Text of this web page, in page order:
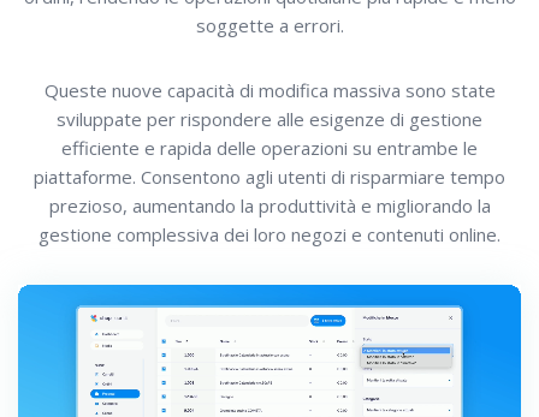
soggette a errori.
Queste nuove capacità di modifica massiva sono state
sviluppate per rispondere alle esigenze di gestione
efficiente e rapida delle operazioni su entrambe le
piattaforme. Consentono agli utenti di risparmiare tempo
prezioso, aumentando la produttività e migliorando la
gestione complessiva dei loro negozi e contenuti online.